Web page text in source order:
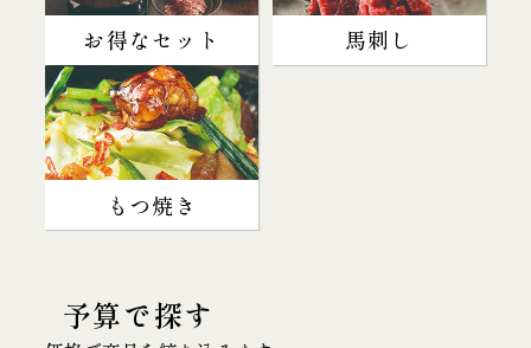
お得なセット 馬刺し
もつ焼き
予算で探す